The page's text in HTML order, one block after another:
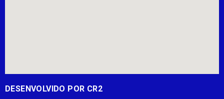
DESENVOLVIDO POR CR2